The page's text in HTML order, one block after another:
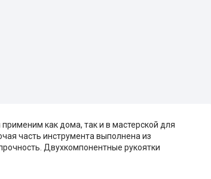
как дома, так и в мастерской для
часть инструмента выполнена из
Двухкомпонентные рукоятки